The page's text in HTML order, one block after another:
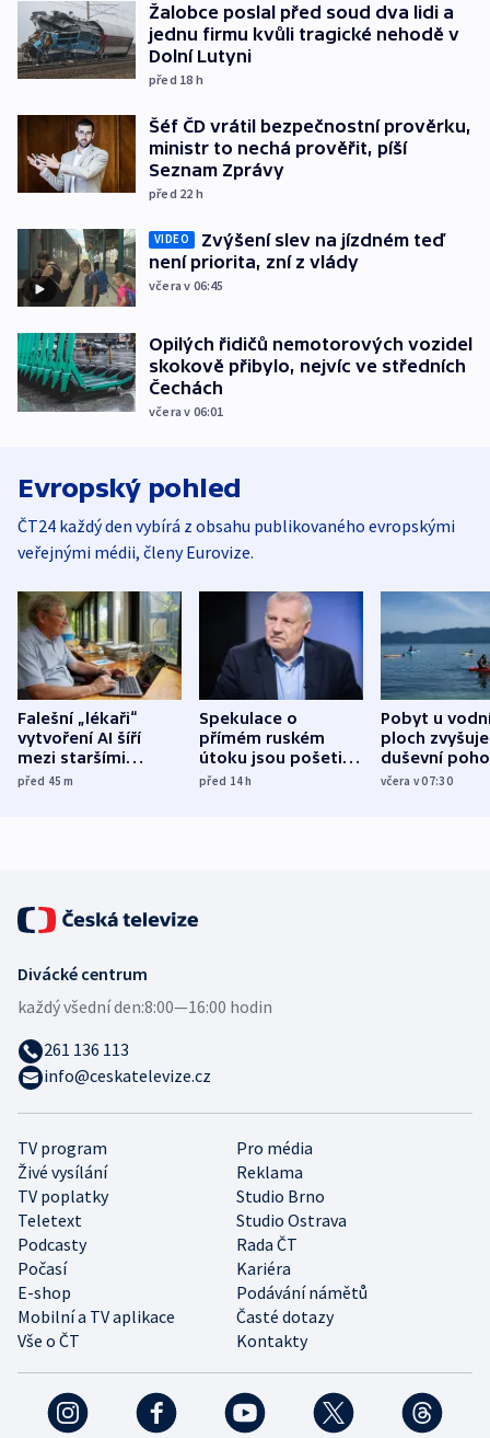
Žalobce poslal před soud dva lidi a
jednu firmu kvůli tragické nehodě v
Dolní Lutyni
před 18 h
Šéf ČD vrátil bezpečnostní prověrku,
ministr to nechá prověřit, píší
Seznam Zprávy
před 22 h
VIDEO
Zvýšení slev na jízdném teď
není priorita, zní z vlády
včera v 06:45
Opilých řidičů nemotorových vozidel
skokově přibylo, nejvíc ve středních
Čechách
včera v 06:01
Evropský pohled
ČT24 každý den vybírá z obsahu publikovaného evropskými
veřejnými médii, členy Eurovize.
Falešní „lékaři“
vytvoření AI šíří
mezi staršími
Poláky nebezpečné
před 45m
Spekulace o
přímém ruském
útoku jsou pošetilé,
míní estonský
před 14h
Pobyt u
ploch zvyšuje
duševní
ukázala
včera v 07:30
TV program
Pro média
Živé vysílání
Reklama
TV poplatky
Studio Brno
Teletext
Studio Ostrava
Podcasty
Rada ČT
Počasí
Kariéra
E-shop
Podávání námětů
Mobilní a TV aplikace
Časté dotazy
Vše o ČT
Kontakty
Divácké centrum
každý všední den:8:00—16:00 hodin
261 136 113
info@ceskatelevize.cz